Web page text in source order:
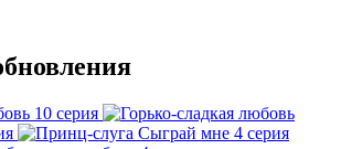
10 серия
Сыграй мне 4 серия